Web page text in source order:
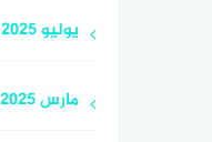
يوليو 2025
مارس 2025